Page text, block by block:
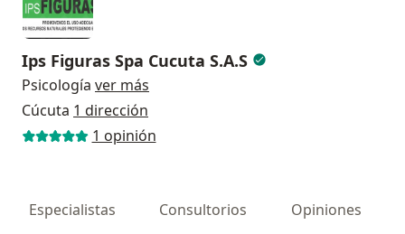
Ips Figuras Spa Cucuta S.A.S
Psicología ver más
Cúcuta 1 dirección
1 opinión
Especialistas Consultorios Opiniones